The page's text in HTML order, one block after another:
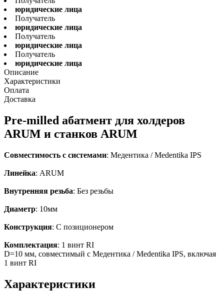
юридические лица
Получатель
юридические лица
Получатель
юридические лица
Получатель
юридические лица
Описание
Характеристики
Оплата
Доставка
Pre-milled абатмент для холдеров
ARUM и cтанков ARUM
Совместимость с системами: Медентика / Medentika IPS
Линейка: ARUM
Внутренняя резьба: Без резьбы
Диаметр: 10мм
Конструкция: С позиционером
Комплектация: 1 винт RI
D=10 мм, совместимый с Медентика / Medentika IPS, включая
1 винт RI
Характеристики